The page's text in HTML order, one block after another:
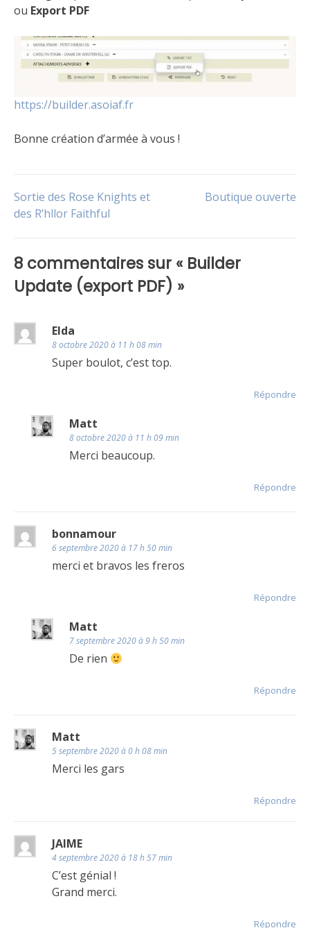
ou Export PDF
https://builder.asoiaf.fr
Bonne création d’armée à vous !
Le
jeu
builder,
builder
Navigation
l’article
Sortie des Rose Knights et
des R’hllor Faithful
Boutique ouverte
8 commentaires sur « Builder
Update (export PDF) »
Elda
8 octobre 2020 à 11 h 08 min
Super boulot, c’est top.
Répondre
Matt
8 octobre 2020 à 11 h 09 min
Merci beaucoup.
Répondre
bonnamour
6 septembre 2020 à 17 h 50 min
merci et bravos les freros
Répondre
Matt
7 septembre 2020 à 9 h 50 min
De rien
Répondre
Matt
5 septembre 2020 à 0 h 08 min
Merci les gars
Répondre
JAIME
4 septembre 2020 à 18 h 57 min
C’est génial !
Grand merci.
Répondre